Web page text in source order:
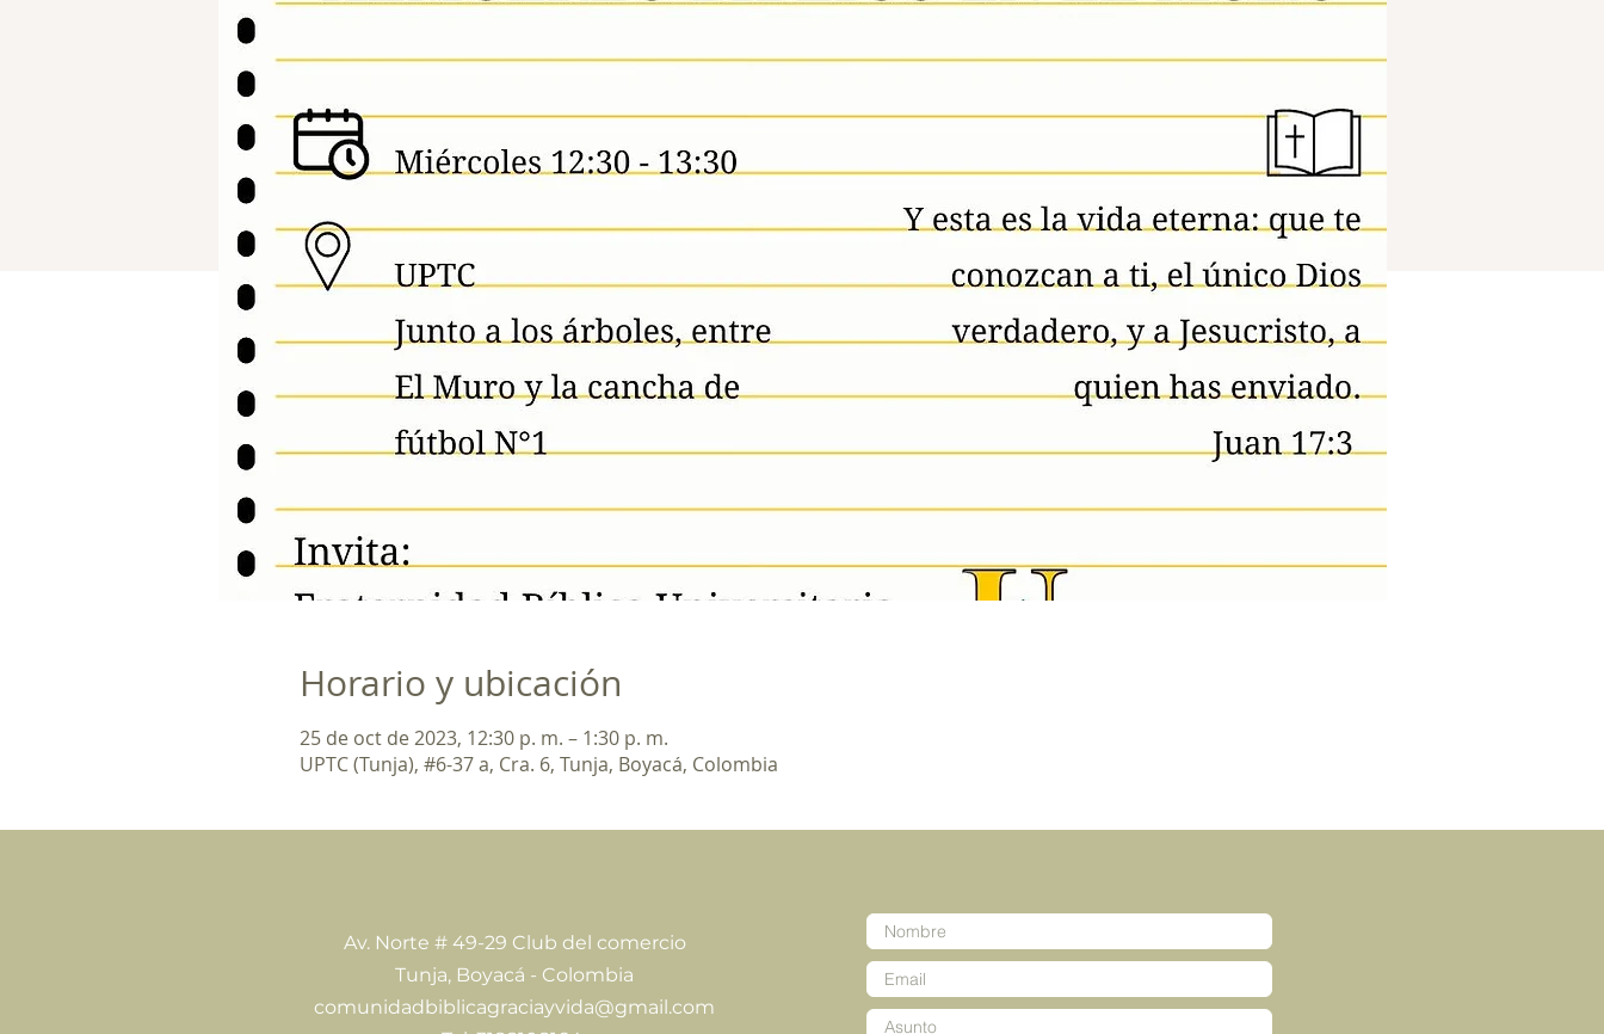
Horario y ubicación
25 de oct de 2023, 12:30 p. m. – 1:30 p. m.
UPTC (Tunja), #6-37 a, Cra. 6, Tunja, Boyacá, Colombia
Av. Norte # 49-29 Club del comercio
Tunja, Boyacá - Colombia
comunidadbiblicagraciayvida@gmail.com